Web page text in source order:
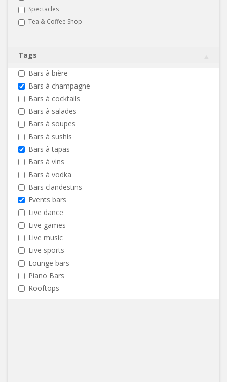
Spectacles
Tea & Coffee Shop
Tags
Bars à bière
Bars à champagne
Bars à cocktails
Bars à salades
Bars à soupes
Bars à sushis
Bars à tapas
Bars à vins
Bars à vodka
Bars clandestins
Events bars
Live dance
Live games
Live music
Live sports
Lounge bars
Piano Bars
Rooftops